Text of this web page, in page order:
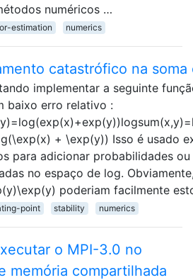
numéricos …
estimation numerics
catastrófico na soma
implementar a seguinte
baixo erro relativo :
+ \exp(y)) Isso é usado
para adicionar probabilidades
no espaço de log.
poderiam facilmente
point stability numerics
o MPI-3.0 no
memória compartilhada